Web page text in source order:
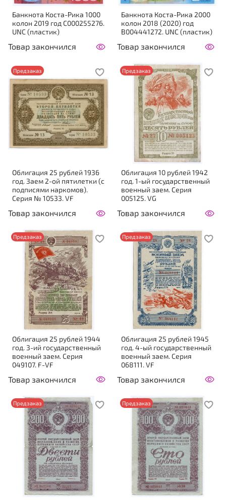
Банкнота Коста-Рика 1000
колон 2019 год C000255276.
UNC (пластик)
Товар закончился
Банкнота Коста-Рика 2000
колон 2018 (2020) год
B004441272. UNC (пластик)
Товар закончился
Предзаказ
Облигация 25 рублей 1936
год. Заем 2-ой пятилетки (с
подписями наркомов).
Серия № 10533. VF
Товар закончился
Предзаказ
Облигация 10 рублей 1942
год. 1-ый государственный
военный заем. Серия
005125. VG
Товар закончился
Предзаказ
Облигация 25 рублей 1944
год. 3-ий государственный
военный заем. Серия
049107. F-VF
Товар закончился
Предзаказ
Облигация 25 рублей 1945
год. 4-ый государственный
военный заем. Серия
068111. VF
Товар закончился
Предзаказ Предзаказ